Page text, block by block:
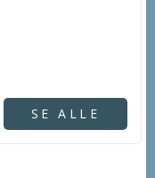
SE ALLE